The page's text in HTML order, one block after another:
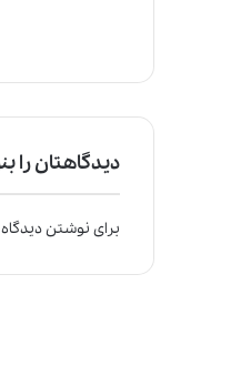
دیدگاهتان را
برای نوشتن دیدگاه